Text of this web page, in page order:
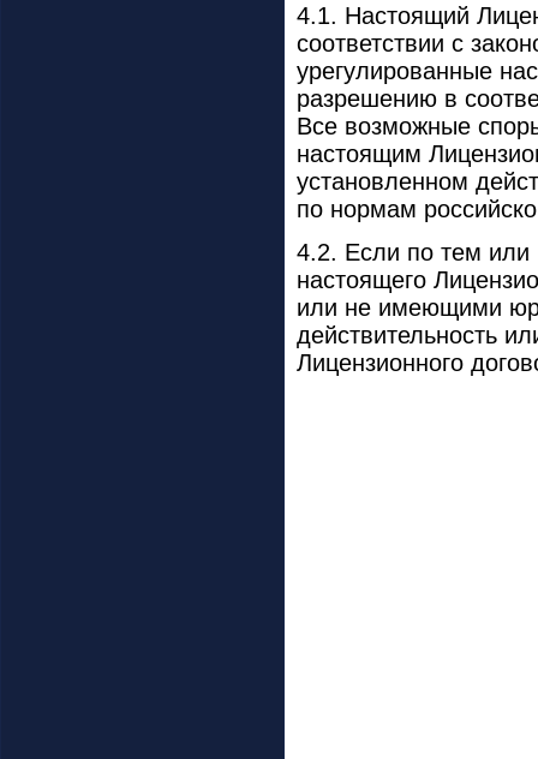
4.1. Настоящий
соответствии с
урегулированные
разрешению в
Все возможные
настоящим
установленном
по нормам
4.2. Если по тем или
настоящего
или не имеющими
действительность
Лицензионного